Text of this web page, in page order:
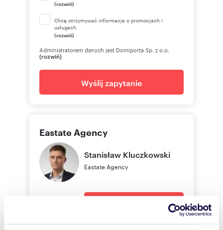
(rozwiń)
Chcę otrzymywać informacje o promocjach i
usługach.
(rozwiń)
Administratorem danych jest Domiporta Sp. z o.o.
(rozwiń)
Wyślij zapytanie
Eastate Agency
Stanisław Kluczkowski
Eastate Agency